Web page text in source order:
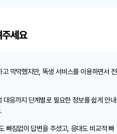
주세요
막막했지만, 똑생 서비스를 이용하면서 전
응까지 단계별로 필요한 정보를 쉽게 안내
빠짐없이 답변을 주셨고, 응대도 비교적 빠